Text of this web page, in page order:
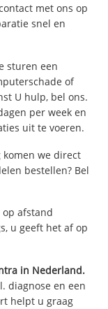
met ons op
snel en
sturen een
of
U hulp, bel ons.
per week en
uit te voeren.
we direct
bestellen? Bel
afstand
u geeft het af op
in Nederland.
diagnose en een
helpt u graag